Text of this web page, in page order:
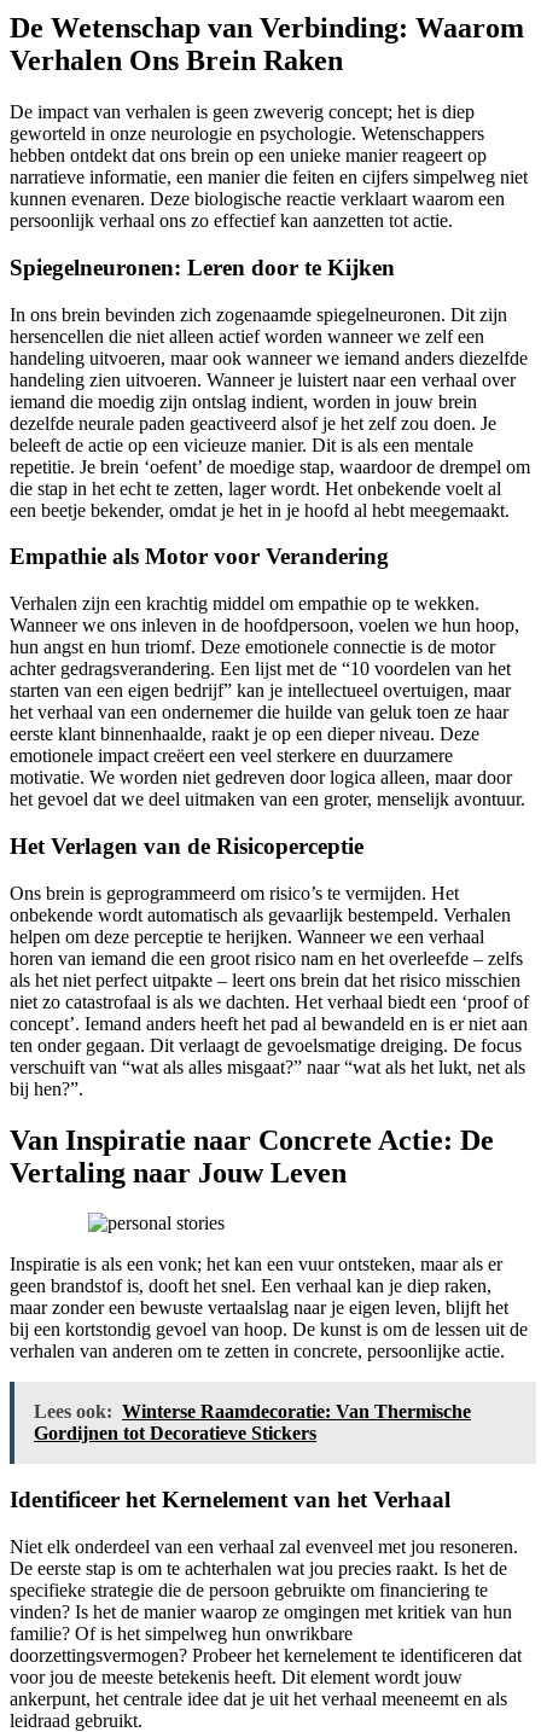
De Wetenschap van Verbinding: Waarom
Verhalen Ons Brein Raken
De impact van verhalen is geen zweverig concept; het is diep
geworteld in onze neurologie en psychologie. Wetenschappers
hebben ontdekt dat ons brein op een unieke manier reageert op
narratieve informatie, een manier die feiten en cijfers simpelweg niet
kunnen evenaren. Deze biologische reactie verklaart waarom een
persoonlijk verhaal ons zo effectief kan aanzetten tot actie.
Spiegelneuronen: Leren door te Kijken
In ons brein bevinden zich zogenaamde spiegelneuronen. Dit zijn
hersencellen die niet alleen actief worden wanneer we zelf een
handeling uitvoeren, maar ook wanneer we iemand anders diezelfde
handeling zien uitvoeren. Wanneer je luistert naar een verhaal over
iemand die moedig zijn ontslag indient, worden in jouw brein
dezelfde neurale paden geactiveerd alsof je het zelf zou doen. Je
beleeft de actie op een vicieuze manier. Dit is als een mentale
repetitie. Je brein ‘oefent’ de moedige stap, waardoor de drempel om
die stap in het echt te zetten, lager wordt. Het onbekende voelt al
een beetje bekender, omdat je het in je hoofd al hebt meegemaakt.
Empathie als Motor voor Verandering
Verhalen zijn een krachtig middel om empathie op te wekken.
Wanneer we ons inleven in de hoofdpersoon, voelen we hun hoop,
hun angst en hun triomf. Deze emotionele connectie is de motor
achter gedragsverandering. Een lijst met de “10 voordelen van het
starten van een eigen bedrijf” kan je intellectueel overtuigen, maar
het verhaal van een ondernemer die huilde van geluk toen ze haar
eerste klant binnenhaalde, raakt je op een dieper niveau. Deze
emotionele impact creëert een veel sterkere en duurzamere
motivatie. We worden niet gedreven door logica alleen, maar door
het gevoel dat we deel uitmaken van een groter, menselijk avontuur.
Het Verlagen van de Risicoperceptie
Ons brein is geprogrammeerd om risico’s te vermijden. Het
onbekende wordt automatisch als gevaarlijk bestempeld. Verhalen
helpen om deze perceptie te herijken. Wanneer we een verhaal
horen van iemand die een groot risico nam en het overleefde – zelfs
als het niet perfect uitpakte – leert ons brein dat het risico misschien
niet zo catastrofaal is als we dachten. Het verhaal biedt een ‘proof of
concept’. Iemand anders heeft het pad al bewandeld en is er niet aan
ten onder gegaan. Dit verlaagt de gevoelsmatige dreiging. De focus
verschuift van “wat als alles misgaat?” naar “wat als het lukt, net als
bij hen?”.
Van Inspiratie naar Concrete Actie: De
Vertaling naar Jouw Leven
Inspiratie is als een vonk; het kan een vuur ontsteken, maar als er
geen brandstof is, dooft het snel. Een verhaal kan je diep raken,
maar zonder een bewuste vertaalslag naar je eigen leven, blijft het
bij een kortstondig gevoel van hoop. De kunst is om de lessen uit de
verhalen van anderen om te zetten in concrete, persoonlijke actie.
Lees ook: Winterse Raamdecoratie: Van Thermische
Gordijnen tot Decoratieve Stickers
Identificeer het Kernelement van het Verhaal
Niet elk onderdeel van een verhaal zal evenveel met jou resoneren.
De eerste stap is om te achterhalen wat jou precies raakt. Is het de
specifieke strategie die de persoon gebruikte om financiering te
vinden? Is het de manier waarop ze omgingen met kritiek van hun
familie? Of is het simpelweg hun onwrikbare
doorzettingsvermogen? Probeer het kernelement te identificeren dat
voor jou de meeste betekenis heeft. Dit element wordt jouw
ankerpunt, het centrale idee dat je uit het verhaal meeneemt en als
leidraad gebruikt.